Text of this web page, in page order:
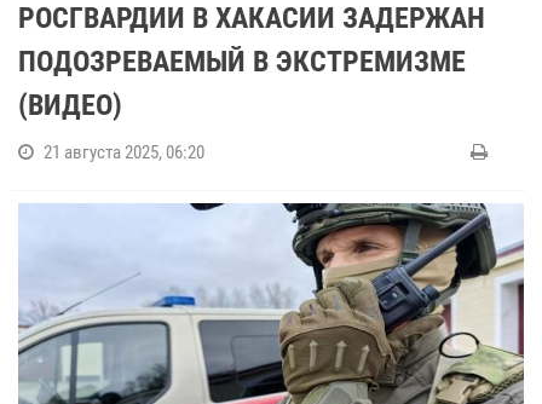
РОСГВАРДИИ В ХАКАСИИ ЗАДЕРЖАН
ПОДОЗРЕВАЕМЫЙ В ЭКСТРЕМИЗМЕ
(ВИДЕО)
21 августа 2025, 06:20